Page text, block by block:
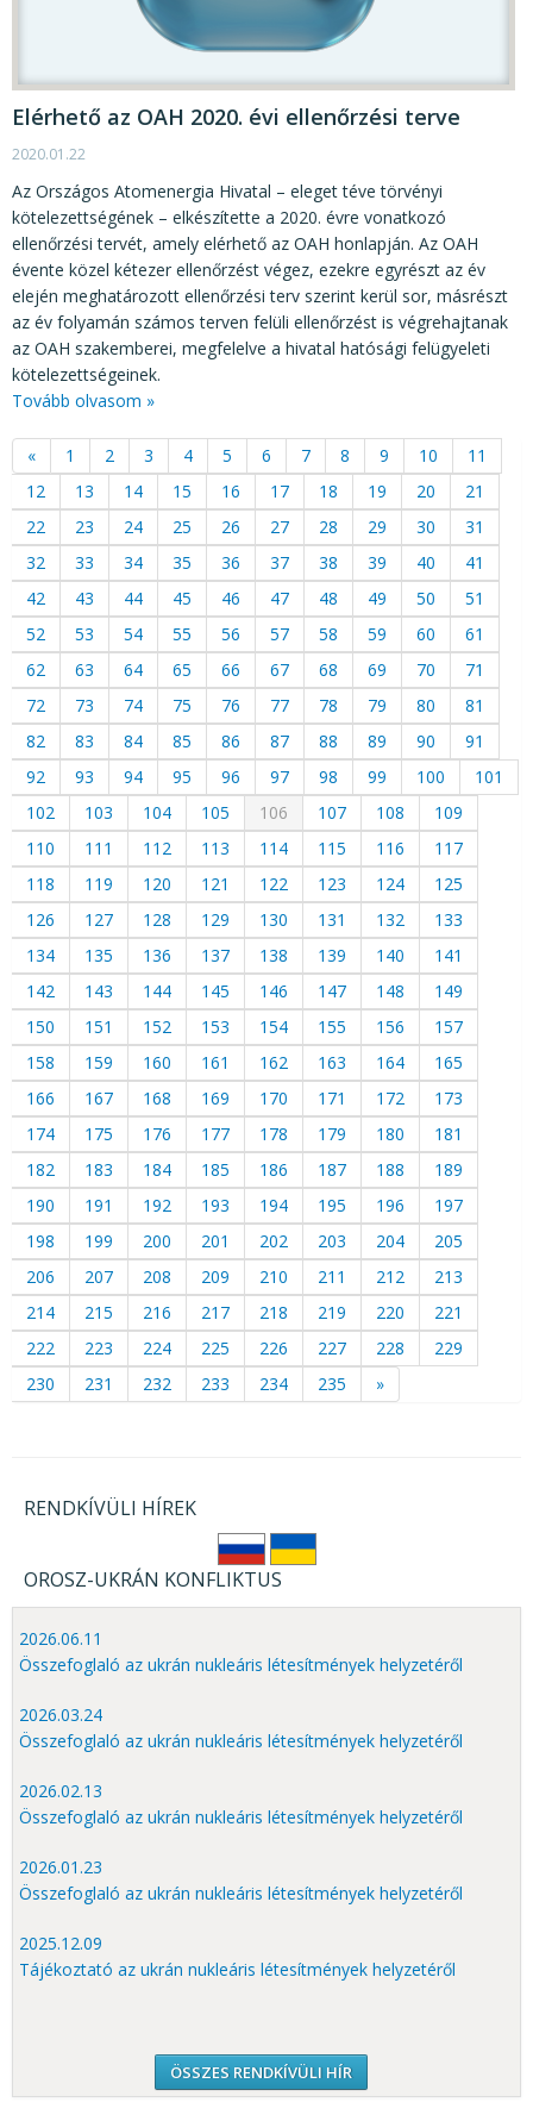
Elérhető az OAH 2020. évi ellenőrzési terve
2020.01.22
Az Országos Atomenergia Hivatal – eleget téve törvényi
kötelezettségének – elkészítette a 2020. évre vonatkozó
ellenőrzési tervét, amely elérhető az OAH honlapján. Az OAH
évente közel kétezer ellenőrzést végez, ezekre egyrészt az év
elején meghatározott ellenőrzési terv szerint kerül sor, másrészt
az év folyamán számos terven felüli ellenőrzést is végrehajtanak
az OAH szakemberei, megfelelve a hivatal hatósági felügyeleti
kötelezettségeinek.
Tovább olvasom »
« 1 2 3 4 5 6 7 8 9 10
11
12
13 14 15 16 17 18 19 20
21
22
23 24 25 26 27 28 29 30
31
32
33 34 35 36 37 38 39 40
41
42
43 44 45 46 47 48 49 50
51
52
53 54 55 56 57 58 59 60
61
62
63 64 65 66 67 68 69 70
71
72
73 74 75 76 77 78 79 80
81
82
83 84 85 86 87 88 89 90
91
92
93 94 95 96 97 98 99 100
101
102
103 104 105 106 107 108
109
110
111 112 113 114 115 116
117
118
119 120 121 122 123 124
125
126
127 128 129 130 131 132
133
134
135 136 137 138 139 140
141
142
143 144 145 146 147 148
149
150
151 152 153 154 155 156
157
158
159 160 161 162 163 164
165
166
167 168 169 170 171 172
173
174
175 176 177 178 179 180
181
182
183 184 185 186 187 188
189
190
191 192 193 194 195 196
197
198
199 200 201 202 203 204
205
206
207 208 209 210 211 212
213
214
215 216 217 218 219 220
221
222
223 224 225 226 227 228
229
230
231 232 233 234 235 »
RENDKÍVÜLI HÍREK
OROSZ-UKRÁN KONFLIKTUS
2026.06.11
Összefoglaló az ukrán nukleáris létesítmények helyzetéről
2026.03.24
Összefoglaló az ukrán nukleáris létesítmények helyzetéről
2026.02.13
Összefoglaló az ukrán nukleáris létesítmények helyzetéről
2026.01.23
Összefoglaló az ukrán nukleáris létesítmények helyzetéről
2025.12.09
Tájékoztató az ukrán nukleáris létesítmények helyzetéről
ÖSSZES RENDKÍVÜLI HÍR